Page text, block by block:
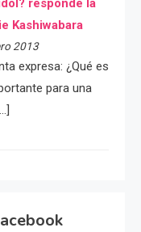
responde la
Kashiwabara
2013
expresa: ¿Qué es
para una